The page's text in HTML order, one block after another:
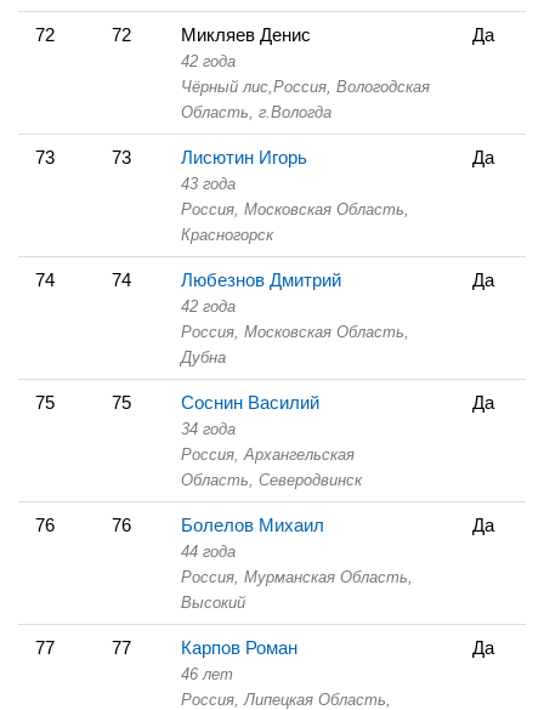
72 72 Микляев Денис
42 года
Чёрный лис, Россия, Вологодская
Область, г.Вологда
Да
73 73 Лисютин Игорь
43 года
Россия, Московская Область,
Красногорск
Да
74 74 Любезнов Дмитрий
42 года
Россия, Московская Область,
Дубна
Да
75 75 Соснин Василий
34 года
Россия, Архангельская
Область, Северодвинск
Да
76 76 Болелов Михаил
44 года
Россия, Мурманская Область,
Высокий
Да
77 77 Карпов Роман
46 лет
Россия, Липецкая Область,
Да